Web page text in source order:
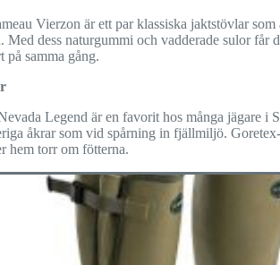
Vierzon är ett par klassiska jaktstövlar som
Med dess naturgummi och vadderade sulor får
på samma gång.
Legend är en favorit hos många jägare i
åkrar som vid spårning in fjällmiljö.
hem torr om fötterna.